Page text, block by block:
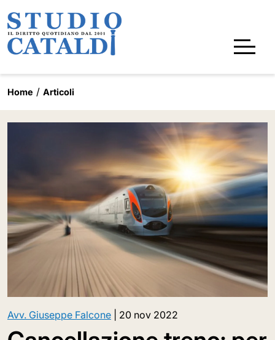
Home Articoli
Avv. Giuseppe Falcone 20 nov 2022